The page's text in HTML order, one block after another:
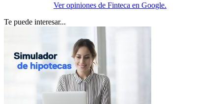
Ver opiniones de Finteca en Google.
Te puede interesar...